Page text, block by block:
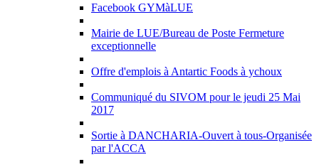
Facebook GYMàLUE
Mairie de LUE/Bureau de Poste Fermeture
exceptionnelle
Offre d'emplois à Antartic Foods à ychoux
Communiqué du SIVOM pour le jeudi 25 Mai
2017
Sortie à DANCHARIA-Ouvert à tous-Organisée
par l'ACCA